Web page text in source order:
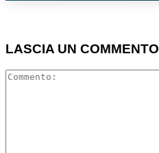
LASCIA UN COMMENTO